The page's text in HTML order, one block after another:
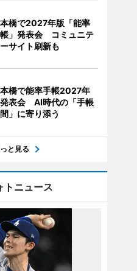
橋で2027年版「能率
」発表会 コミュニテ
サイト刷新も
橋で能率手帳2027年
表会 AI時代の「手帳
」に寄り添う
と見る
トニュース